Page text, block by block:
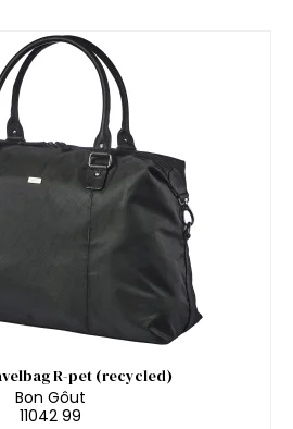
R-pet (recycled)
Bon Gôut
11042 99